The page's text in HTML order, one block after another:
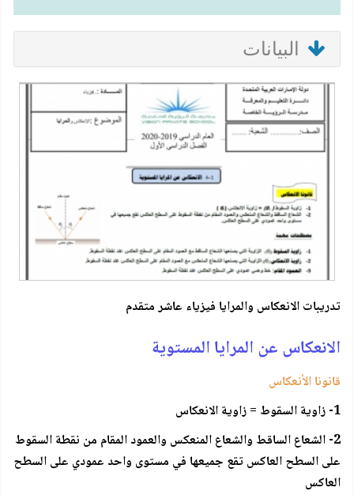
البيانات
تدريبات الانعكاس والمرايا فيزياء عاشر متقدم
الانعكاس عن المرايا المستوية
قانونا الأنعكاس
1- زاوية السقوط = زاوية الانعكاس
2- الشعاع الساقط والشعاع المنعكس والعمود المقام من نقطة السقوط
على السطح العاكس تقع جميعها في مستوى واحد عمودي على السطح
العاكس